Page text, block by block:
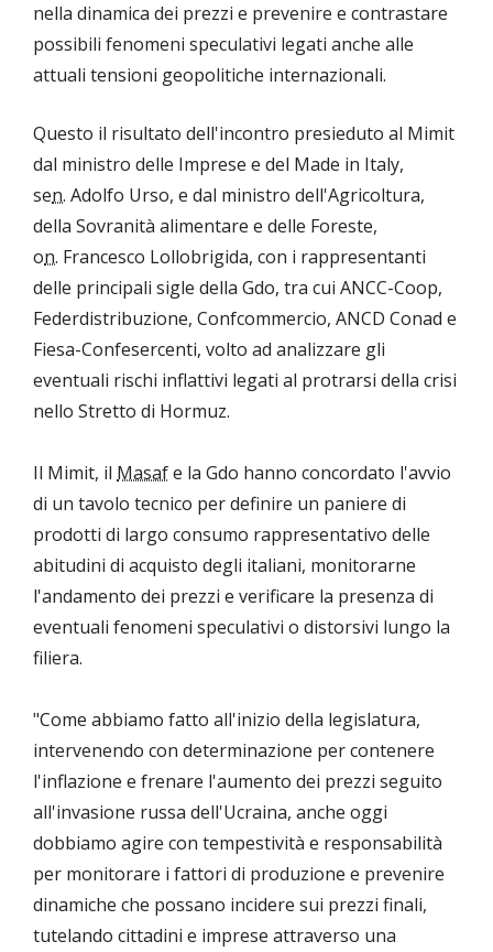
nella dinamica dei prezzi e prevenire e contrastare
possibili fenomeni speculativi legati anche alle
attuali tensioni geopolitiche internazionali.
Questo il risultato dell'incontro presieduto al Mimit
dal ministro delle Imprese e del Made in Italy,
sen. Adolfo Urso, e dal ministro dell'Agricoltura,
della Sovranità alimentare e delle Foreste,
on. Francesco Lollobrigida, con i rappresentanti
delle principali sigle della Gdo, tra cui ANCC-Coop,
Federdistribuzione, Confcommercio, ANCD Conad e
Fiesa-Confesercenti, volto ad analizzare gli
eventuali rischi inflattivi legati al protrarsi della crisi
nello Stretto di Hormuz.
Il Mimit, il Masafe la Gdo hanno concordato l'avvio
di un tavolo tecnico per definire un paniere di
prodotti di largo consumo rappresentativo delle
abitudini di acquisto degli italiani, monitorarne
l'andamento dei prezzi e verificare la presenza di
eventuali fenomeni speculativi o distorsivi lungo la
filiera.
"Come abbiamo fatto all'inizio della legislatura,
intervenendo con determinazione per contenere
l'inflazione e frenare l'aumento dei prezzi seguito
all'invasione russa dell'Ucraina, anche oggi
dobbiamo agire con tempestività e responsabilità
per monitorare i fattori di produzione e prevenire
dinamiche che possano incidere sui prezzi finali,
tutelando cittadini e imprese attraverso una